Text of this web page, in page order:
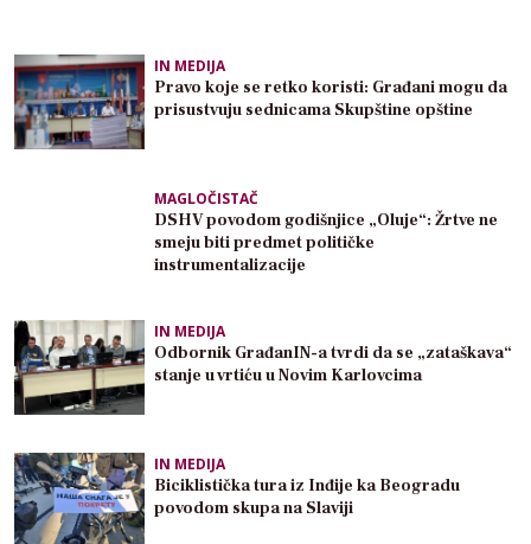
IN MEDIJA
Pravo koje se retko koristi: Građani mogu da
prisustvuju sednicama Skupštine opštine
MAGLOČISTAČ
DSHV povodom godišnjice „Oluje“: Žrtve ne
smeju biti predmet političke
instrumentalizacije
IN MEDIJA
Odbornik GrađanIN-a tvrdi da se „zataškava“
stanje u vrtiću u Novim Karlovcima
IN MEDIJA
Biciklistička tura iz Inđije ka Beogradu
povodom skupa na Slaviji